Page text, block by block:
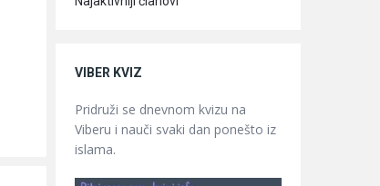
VIBER KVIZ
Pridruži se dnevnom kvizu na
Viberu i nauči svaki dan ponešto iz
islama.